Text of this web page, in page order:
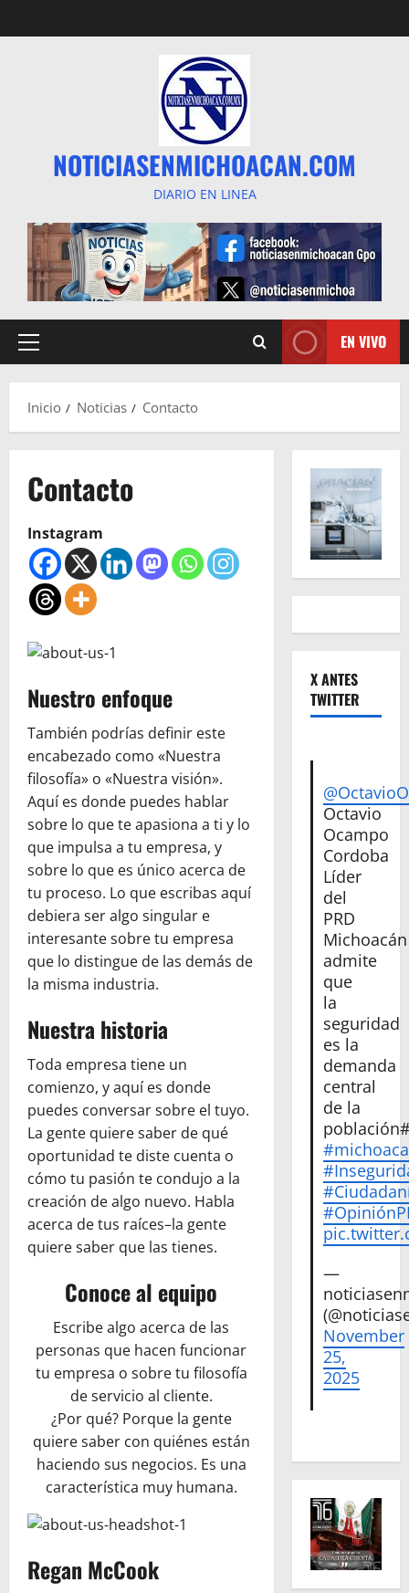
al
NOTICIASENMICHOACAN.COM
DIARIO EN LINEA
Menú
EN VIVO
Inicio Noticias Contacto
Contacto
Instagram
Nuestro enfoque
También podrías definir este
encabezado como «Nuestra
filosofía» o «Nuestra visión».
Aquí es donde puedes hablar
sobre lo que te apasiona a ti y lo
que impulsa a tu empresa, y
sobre lo que es único acerca de
tu proceso. Lo que escribas aquí
debiera ser algo singular e
interesante sobre tu empresa
que lo distingue de las demás de
la misma industria.
Nuestra historia
Toda empresa tiene un
comienzo, y aquí es donde
puedes conversar sobre el tuyo.
La gente quiere saber de qué
oportunidad te diste cuenta o
cómo tu pasión te condujo a la
creación de algo nuevo. Habla
acerca de tus raíces–la gente
quiere saber que las tienes.
Conoce al equipo
Escribe algo acerca de las
personas que hacen funcionar
tu empresa o sobre tu filosofía
de servicio al cliente.
¿Por qué? Porque la gente
quiere saber con quiénes están
haciendo sus negocios. Es una
característica muy humana.
Regan McCook
X ANTES
TWITTER
Octavio
Ocampo
Cordoba
Líder
del
PRD
Michoacán
admite
que
la
seguridad
es la
demanda
central
de la
—
November
25,
2025